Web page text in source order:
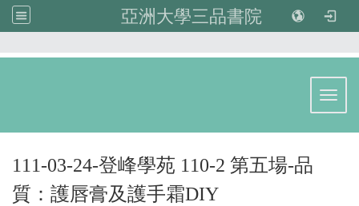
亞洲大學三品書院
111-03-24-登峰學苑 110-2 第五場-品
質：護唇膏及護手霜DIY